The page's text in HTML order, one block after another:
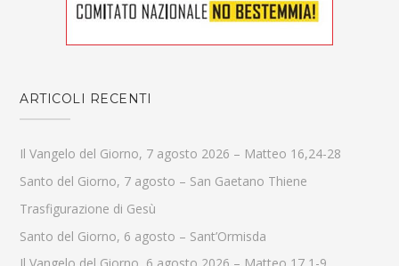
ARTICOLI RECENTI
Il Vangelo del Giorno, 7 agosto 2026 – Matteo 16,24-28
Santo del Giorno, 7 agosto – San Gaetano Thiene
Trasfigurazione di Gesù
Santo del Giorno, 6 agosto – Sant’Ormisda